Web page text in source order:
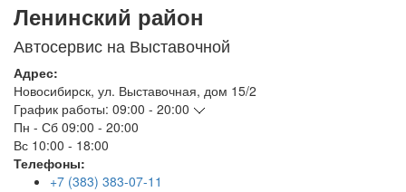
Ленинский район
Автосервис на Выставочной
Адрес:
Новосибирск, ул. Выставочная, дом 15/2
График работы: 09:00 - 20:00
Пн - Сб 09:00 - 20:00
Вс 10:00 - 18:00
Телефоны:
+7 (383) 383-07-11